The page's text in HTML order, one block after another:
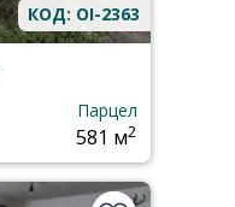
КОД: OI-2363
Парцел
581 м2